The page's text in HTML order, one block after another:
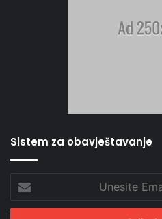
Sistem za obavještavanje
Unesite
Email
adresu